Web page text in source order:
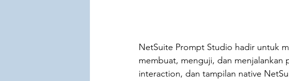
NetSuite Prompt Studio hadir untuk
membuat, menguji, dan
interaction, dan tampilan native